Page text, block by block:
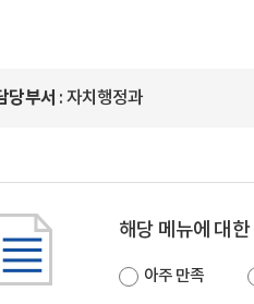
당부서 : 자치행정과
해당 메뉴에 대
아주 만족